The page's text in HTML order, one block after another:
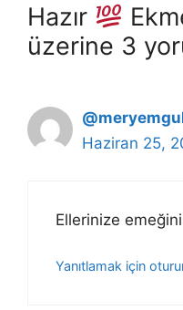
Hazır
üzerine 3
Haziran 25,
Ellerinize
Yanıtlamak için